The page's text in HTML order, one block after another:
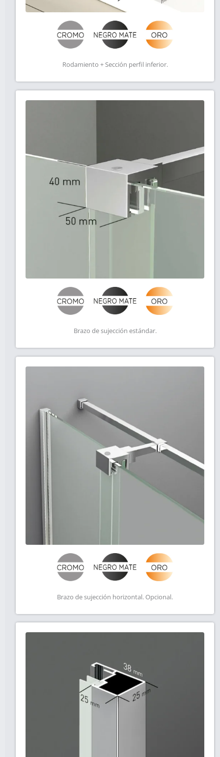
Rodamiento + Sección perfil inferior.
Brazo de sujección estándar.
Brazo de sujección horizontal. Opcional.